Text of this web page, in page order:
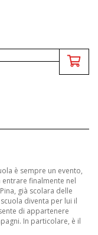
è sempre un evento,
entrare finalmente nel
già scolara delle
diventa per lui il
di appartenere
In particolare, è il